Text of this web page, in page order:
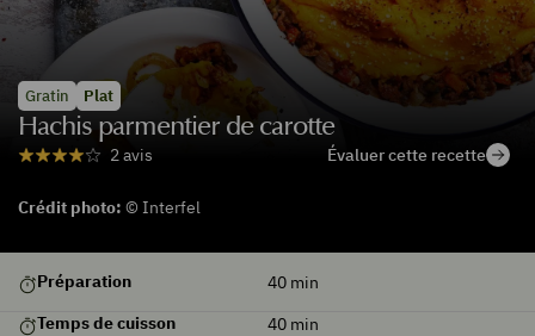
Gratin Plat
Hachis parmentier de carotte
2 avis Évaluer cette recette
Crédit photo: © Interfel
Préparation 40 min
Temps de cuisson
40 min